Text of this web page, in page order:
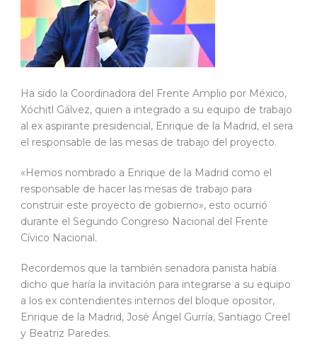
Ha sido la Coordinadora del Frente Amplio por México,
Xóchitl Gálvez, quien a integrado a su equipo de trabajo
al ex aspirante presidencial, Enrique de la Madrid, el sera
el responsable de las mesas de trabajo del proyecto.
«Hemos nombrado a Enrique de la Madrid como el
responsable de hacer las mesas de trabajo para
construir este proyecto de gobierno», esto ocurrió
durante el Segundo Congreso Nacional del Frente
Cívico Nacional.
Recordemos que la también senadora panista había
dicho que haría la invitación para integrarse a su equipo
a los ex contendientes internos del bloque opositor,
Enrique de la Madrid, José Ángel Gurría, Santiago Creel
y Beatriz Paredes.